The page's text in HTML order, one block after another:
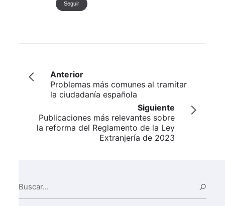
Seguir
Anterior
Problemas más comunes al tramitar
la ciudadanía española
Siguiente
Publicaciones más relevantes sobre
la reforma del Reglamento de la Ley
Extranjería de 2023